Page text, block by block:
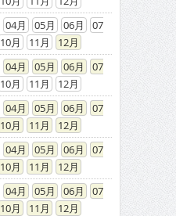
04 05 06
07
10 11
12
04 05 06
07
10 11
12
04 05 06
07
10 11
12
04 05 06
07
10 11
12
04 05 06
07
10 11
12